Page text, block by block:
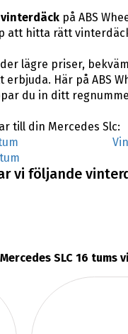
vinterdäckpå ABS
att hitta rätt
lägre priser,
Här på ABS
du in ditt
till din Mercedes Slc:
vi följande
Mercedes SLC 16 tums